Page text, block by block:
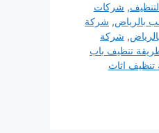
, شركات
بالرياض, شركة
, شركة
تنظيف باب
اثاث